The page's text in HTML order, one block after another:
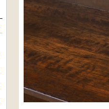
9 <<
火 木
土
1
2 3 4
5
7 8 9 10 11
12
14 15 16 17 18
19
21 23 24 25
26
28 29 30